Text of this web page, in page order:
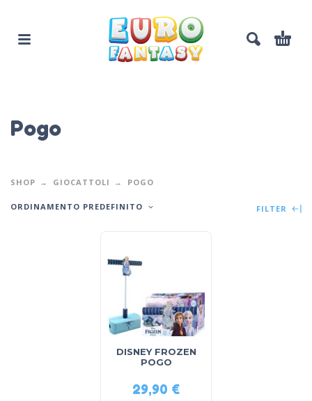
Pogo
SHOP GIOCATTOLI POGO
ORDINAMENTO PREDEFINITO FILTER
DISNEY FROZEN
POGO
29,90 €